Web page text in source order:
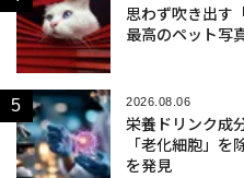
思わず吹き出す
最高のペット写
2026.08.06
栄養ドリンク成
「老化細胞」を
を発見